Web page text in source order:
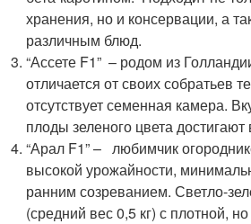
хранения, но и консервации, а
различным блюд.
“Ассете F1” – родом из
отличается от своих собратьев
отсутствует семенная камера.
плоды зеленого цвета достигают
“Арал F1” – любимчик
высокой урожайности,
ранним созреванием. Светло-
(средний вес 0,5 кг) с плотной,